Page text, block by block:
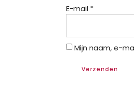
E-mail *
Mijn naam, e-